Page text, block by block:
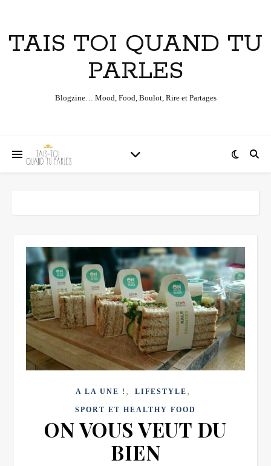
TAIS TOI QUAND TU
PARLES
Blogzine… Mood, Food, Boulot, Rire et Partages
A LA UNE ! , LIFESTYLE ,
SPORT ET HEALTHY FOOD
ON VOUS VEUT DU
BIEN